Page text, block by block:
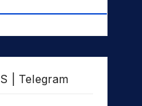
Telegram